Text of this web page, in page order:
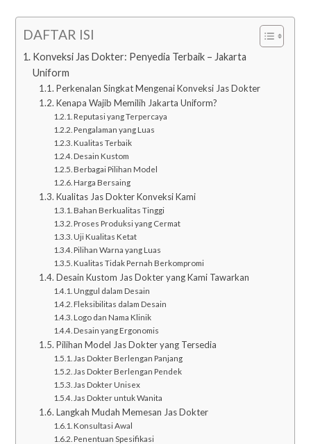
DAFTAR ISI
Konveksi Jas Dokter: Penyedia Terbaik – Jakarta
Uniform
Perkenalan Singkat Mengenai Konveksi Jas Dokter
Kenapa Wajib Memilih Jakarta Uniform?
Reputasi yang Terpercaya
Pengalaman yang Luas
Kualitas Terbaik
Desain Kustom
Berbagai Pilihan Model
Harga Bersaing
Kualitas Jas Dokter Konveksi Kami
Bahan Berkualitas Tinggi
Proses Produksi yang Cermat
Uji Kualitas Ketat
Pilihan Warna yang Luas
Kualitas Tidak Pernah Berkompromi
Desain Kustom Jas Dokter yang Kami Tawarkan
Unggul dalam Desain
Fleksibilitas dalam Desain
Logo dan Nama Klinik
Desain yang Ergonomis
Pilihan Model Jas Dokter yang Tersedia
Jas Dokter Berlengan Panjang
Jas Dokter Berlengan Pendek
Jas Dokter Unisex
Jas Dokter untuk Wanita
Langkah Mudah Memesan Jas Dokter
Konsultasi Awal
Penentuan Spesifikasi